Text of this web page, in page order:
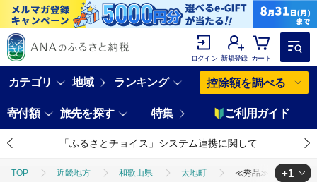
ログイン 新規登録 カート
カテゴリ 地域 ランキング 控除額を調べる
寄付額 旅先を探す 特集 ご利用ガイド
「ふるさとチョイス」システム連携に関して
TOP 近畿地方 和歌山県 太地町 ≪秀品≫和歌山由良
+1